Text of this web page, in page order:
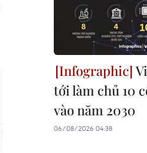
tới làm chủ 10
vào năm 2030
06/08/2026 04:38